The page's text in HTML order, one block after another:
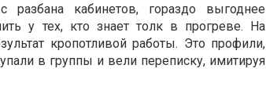
кабинетов, гораздо выгоднее
у тех, кто знает толк в прогреве. На
кропотливой работы. Это профили,
в группы и вели переписку, имитируя